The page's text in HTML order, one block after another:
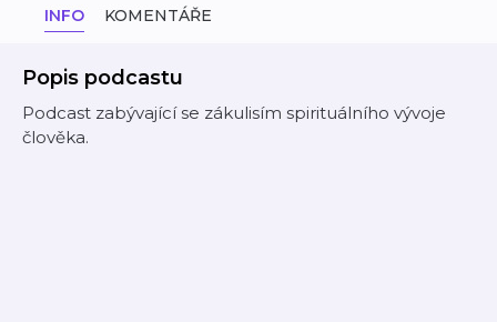
INFO KOMENTÁŘE
Popis podcastu
Podcast zabývající se zákulisím spirituálního vývoje
člověka.